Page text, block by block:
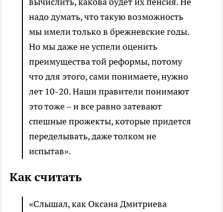
надо думать, что такую возможность
мы имели только в брежневские годы.
Но мы даже не успели оценить
преимущества той реформы, потому
что для этого, сами понимаете, нужно
лет 10-20. Наши правители понимают
это тоже – и все равно затевают
спешные прожекты, которые придется
переделывать, даже толком не
испытав».
Как считать
«Слышал, как Оксана Дмитриева